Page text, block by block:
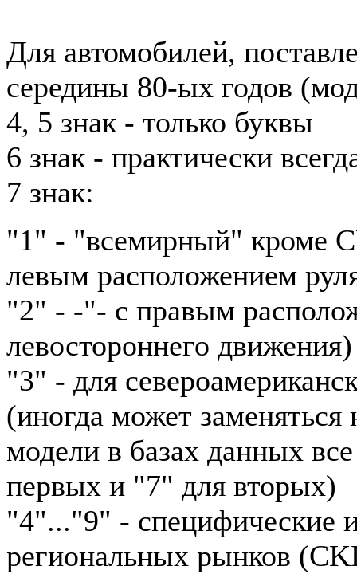
Для автомобилей,
середины 80-ых годов
4, 5 знак - только буквы
6 знак - практически
7 знак:
"1" - "всемирный" кроме
левым расположением
"2" - -"- с правым
левостороннего движения)
"3" - для
(иногда может
модели в базах данных
первых и "7" для вторых)
"4"..."9" - специфические
региональных рынков